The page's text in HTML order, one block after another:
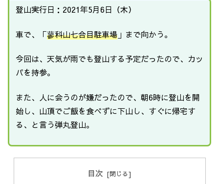
登山実行日：2021年5月6日（木）
車で、「蓼科山七合目駐車場」まで向かう。
今回は、天気が雨でも登山する予定だったので、カッ
パを持参。
また、人に会うのが嫌だったので、朝6時に登山を開
始し、山頂でご飯を食べずに下山し、すぐに帰宅す
る、と言う弾丸登山。
目次